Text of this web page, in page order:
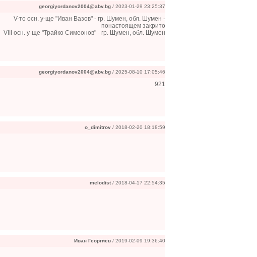
georgiyordanov2004@abv.bg / 2023-01-29 23:25:37
V-то осн. у-ще "Иван Вазов" - гр. Шумен, обл. Шумен -
понастоящем закрито
VIII осн. у-ще "Трайко Симеонов" - гр. Шумен, обл. Шумен
georgiyordanov2004@abv.bg / 2025-08-10 17:05:46
921
o_dimitrov / 2018-02-20 18:18:59
melodist / 2018-04-17 22:54:35
Иван Георгиев / 2019-02-09 19:36:40